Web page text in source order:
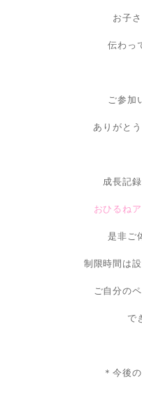
お子
伝わっ
ご参加
ありがと
成長記
おひるね
是非ご
制限時間は
ご自分の
で
＊今後